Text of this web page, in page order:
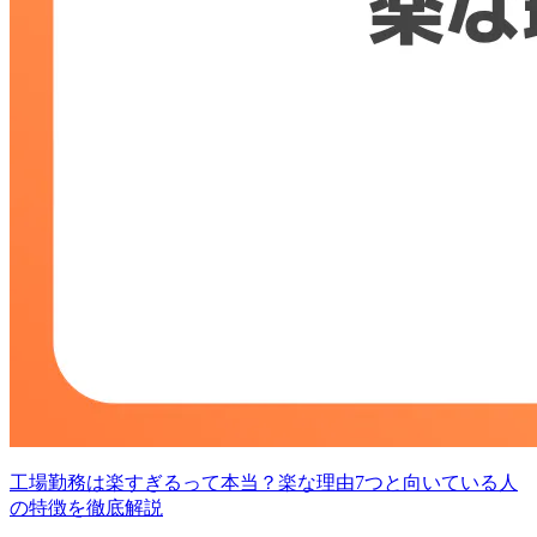
工場勤務は楽すぎるって本当？楽な理由7つと向いている人
の特徴を徹底解説